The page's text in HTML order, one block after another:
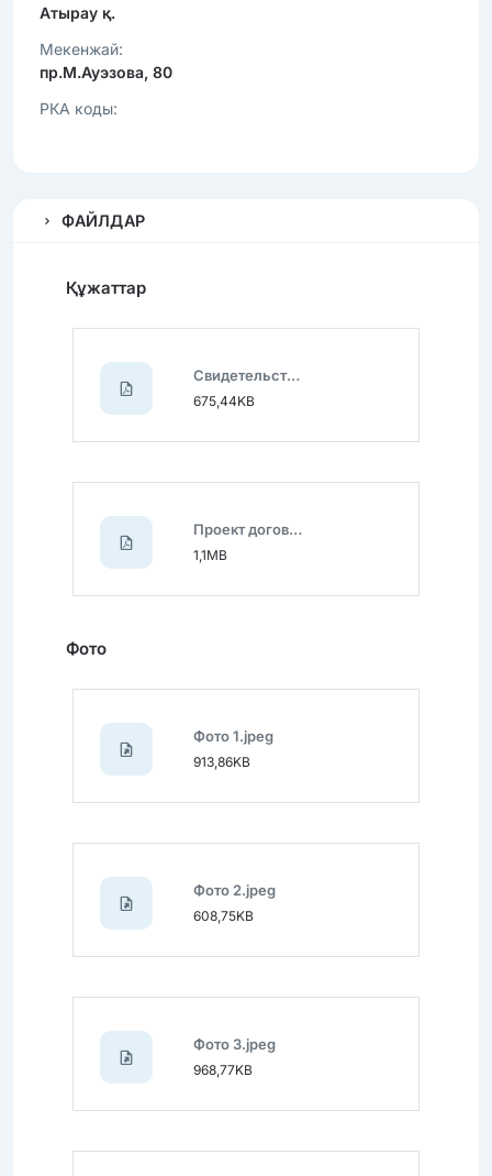
Атырау қ.
Мекенжай:
пр.М.Ауэзова, 80
РКА коды:
ФАЙЛДАР
Құжаттар
Свидетельство о регистрации ТC.pdf
675,44KB
Проект договора купли-продажи.pdf
1,1MB
Фото
Фото 1.jpeg
913,86KB
Фото 2.jpeg
608,75KB
Фото 3.jpeg
968,77KB